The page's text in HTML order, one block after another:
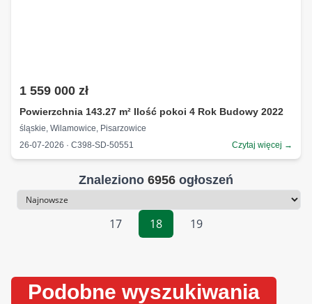
1 559 000 zł
Powierzchnia 143.27 m² Ilość pokoi 4 Rok Budowy 2022
śląskie, Wilamowice, Pisarzowice
26-07-2026 · C398-SD-50551
Czytaj więcej →
Znaleziono 6956 ogłoszeń
Sortowanie
17
18 19
Podobne wyszukiwania